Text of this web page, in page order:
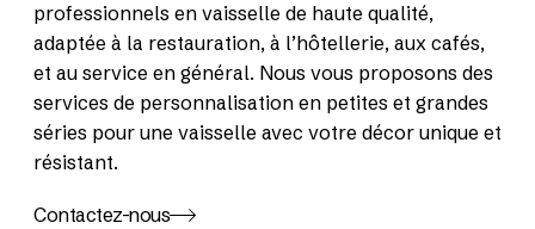
professionnels en vaisselle de haute qualité,
adaptée à la restauration, à l’hôtellerie, aux cafés,
et au service en général. Nous vous proposons des
services de personnalisation en petites et grandes
séries pour une vaisselle avec votre décor unique et
résistant.
Contactez-nous